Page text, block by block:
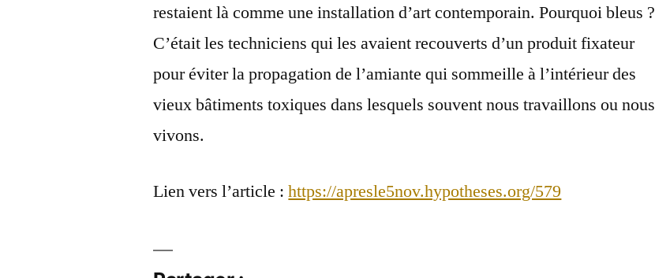
restaient là comme une installation d’art contemporain. Pourquoi bleus ?
C’était les techniciens qui les avaient recouverts d’un produit fixateur
pour éviter la propagation de l’amiante qui sommeille à l’intérieur des
vieux bâtiments toxiques dans lesquels souvent nous travaillons ou nous
vivons.
Lien vers l’article :https://apresle5nov.hypotheses.org/579